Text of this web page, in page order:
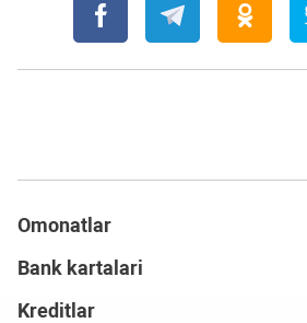
Omonatlar
Bank kartalari
Kreditlar